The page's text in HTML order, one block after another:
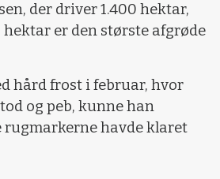
der driver 1.400 hektar,
er den største afgrøde
hård frost i februar, hvor
og peb, kunne han
rugmarkerne havde klaret